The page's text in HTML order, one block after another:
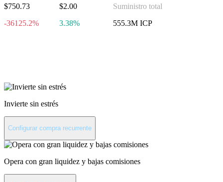
$750.73
-36125.2%
$2.00
3.38%
Suministro total
555.3M ICP
Invierte sin estrés
Configurar compra recurrente
Opera con gran liquidez y bajas comisiones